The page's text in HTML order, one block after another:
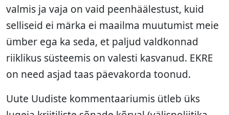
valmis ja vaja on vaid peenhäälestust, kuid
selliseid ei märka ei maailma muutumist meie
ümber ega ka seda, et paljud valdkonnad
riiklikus süsteemis on valesti kasvanud. EKRE
on need asjad taas päevakorda toonud.
Uute Uudiste kommentaariumis ütleb üks